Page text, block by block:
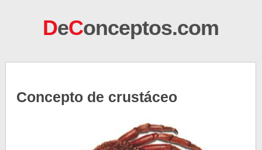
DeConceptos.com
Concepto de crustáceo